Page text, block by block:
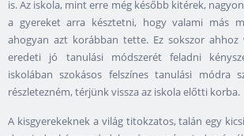
is. Az iskola, mint erre még később kitérek,
a gyereket arra késztetni, hogy valami más
ahogyan azt korábban tette. Ez sokszor ahhoz
eredeti jó tanulási módszerét feladni
iskolában szokásos felszínes tanulási módra
részletezném, térjünk vissza az iskola előtti korba.
A kisgyerekeknek a világ titokzatos, talán egy